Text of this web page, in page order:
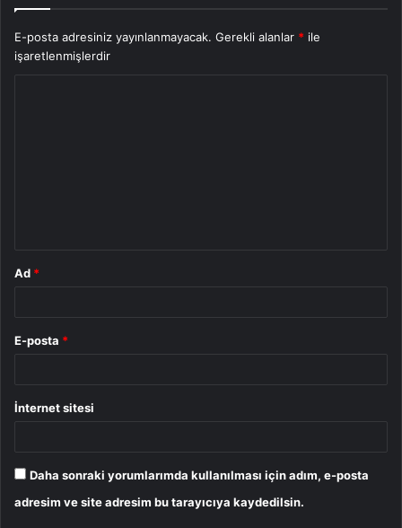
E-posta adresiniz yayınlanmayacak. Gerekli alanlar * ile
işaretlenmişlerdir
Ad *
E-posta *
İnternet sitesi
Daha sonraki yorumlarımda kullanılması için adım, e-posta
adresim ve site adresim bu tarayıcıya kaydedilsin.